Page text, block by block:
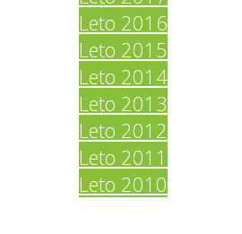
Leto 2016
Leto 2015
Leto 2014
Leto 2013
Leto 2012
Leto 2011
Leto 2010